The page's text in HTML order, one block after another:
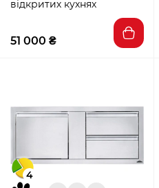
відкритих кухнях
51 000 ₴
4